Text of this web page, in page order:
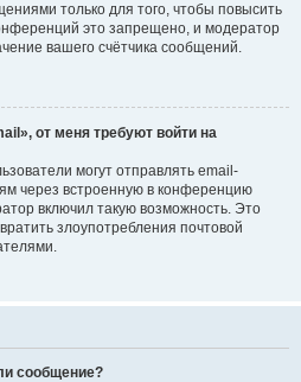
только для того, чтобы повысить
это запрещено, и модератор
вашего счётчика сообщений.
от меня требуют войти на
могут отправлять email-
через встроенную в конференцию
включил такую возможность. Это
злоупотребления почтовой
сообщение?